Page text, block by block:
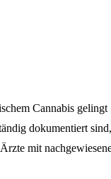
Cannabis gelingt
dokumentiert sind,
mit